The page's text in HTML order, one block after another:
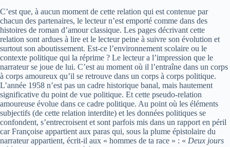
C’est que, à aucun moment de cette relation qui est contenue par
chacun des partenaires, le lecteur n’est emporté comme dans des
histoires de roman d’amour classique. Les pages décrivant cette
relation sont ardues à lire et le lecteur peine à suivre son évolution et
surtout son aboutissement. Est-ce l’environnement scolaire ou le
contexte politique qui la réprime ? Le lecteur a l’impression que le
narrateur se joue de lui. C’est au moment où il l’entraîne dans un corps
à corps amoureux qu’il se retrouve dans un corps à corps politique.
L’année 1958 n’est pas un cadre historique banal, mais hautement
significative du point de vue politique. Et cette pseudo-relation
amoureuse évolue dans ce cadre politique. Au point où les éléments
subjectifs (de cette relation interdite) et les données politiques se
confondent, s’entrecroisent et sont parfois mis dans un rapport en péril
car Françoise appartient aux paras qui, sous la plume épistolaire du
narrateur appartient, écrit-il aux « hommes de ta race » : « Deux jours